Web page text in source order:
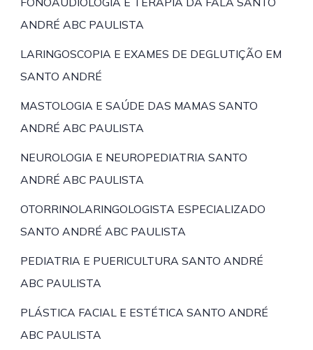
ANDRÉ ABC PAULISTA
LARINGOSCOPIA E EXAMES DE DEGLUTIÇÃO EM
SANTO ANDRÉ
MASTOLOGIA E SAÚDE DAS MAMAS SANTO
ANDRÉ ABC PAULISTA
NEUROLOGIA E NEUROPEDIATRIA SANTO
ANDRÉ ABC PAULISTA
OTORRINOLARINGOLOGISTA ESPECIALIZADO
SANTO ANDRÉ ABC PAULISTA
PEDIATRIA E PUERICULTURA SANTO ANDRÉ
ABC PAULISTA
PLÁSTICA FACIAL E ESTÉTICA SANTO ANDRÉ
ABC PAULISTA